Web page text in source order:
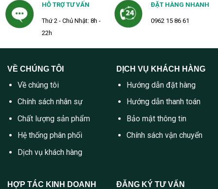
HỖ TRỢ TƯ VẤN
Thứ 2 - Chủ Nhật: 8h -
22h
ĐẶT HÀNG NHANH
0962 15 86 61
VỀ CHÚNG TÔI
Về chúng tôi
Chính sách nhân sự
Chất lượng sản phẩm
Hệ thống phân phối
Dịch vụ khách hàng
DỊCH VỤ KHÁCH HÀNG
Hướng dẫn đặt hàng
Hướng dẫn thanh toán
Bảo mật thông tin
Chính sách vận chuyển
HỢP TÁC KINH DOANH ĐĂNG KÝ TƯ VẤN